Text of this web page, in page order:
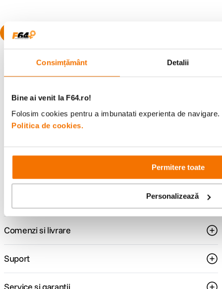
Consimțământ Detalii
Bine ai venit la F64.ro!
Folosim cookies pentru a imbunatati experienta de
Politica de cookies.
Permitere toate
Personalizează
Alatura-te comunitatii creatorilor
ghiduri foto-video si oferte pregatite special
pentru tine.
specializata
Livrare gratuita
499lei
Comenzi si livrare
Suport